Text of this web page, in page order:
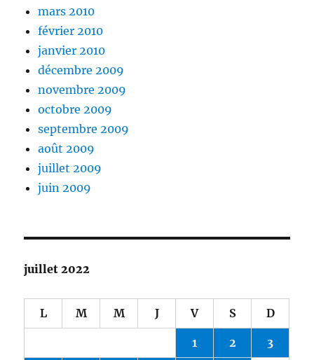
mars 2010
février 2010
janvier 2010
décembre 2009
novembre 2009
octobre 2009
septembre 2009
août 2009
juillet 2009
juin 2009
juillet 2022
L M M J V S D
1 2 3